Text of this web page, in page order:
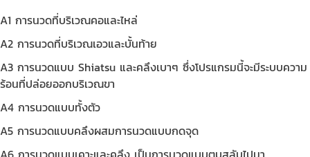
A1 การนวดที่บริเวณคอและไหล่
A2 การนวดที่บริเวณเอวและบั้นท้าย
A3 การนวดแบบ Shiatsu และคลึงเบาๆ ซึ่งโปรแกรมนี้จะมีระบบความ
ร้อนที่ปล่อยออกบริเวณขา
A4 การนวดแบบทั้งตัว
A5 การนวดแบบคลึงผสมการนวดแบบกดจุด